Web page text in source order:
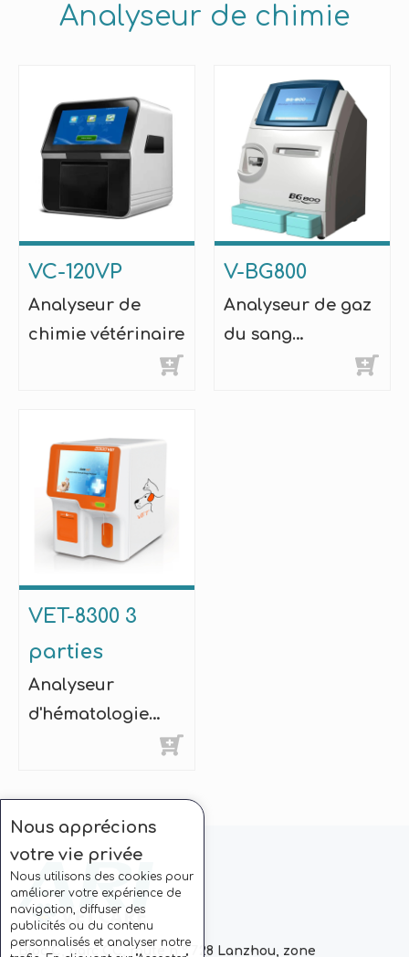
Analyseur de chimie
VC-120VP
Analyseur de
chimie vétérinaire
V-BG800
Analyseur de gaz
du sang
VET-8300 3
parties
Analyseur
d'hématologie
Bloc C, parc CC, route n ° 728 Lanzhou, zone
Nous apprécions
votre vie privée
Nous utilisons des cookies pour
améliorer votre expérience de
navigation, diffuser des
publicités ou du contenu
personnalisés et analyser notre